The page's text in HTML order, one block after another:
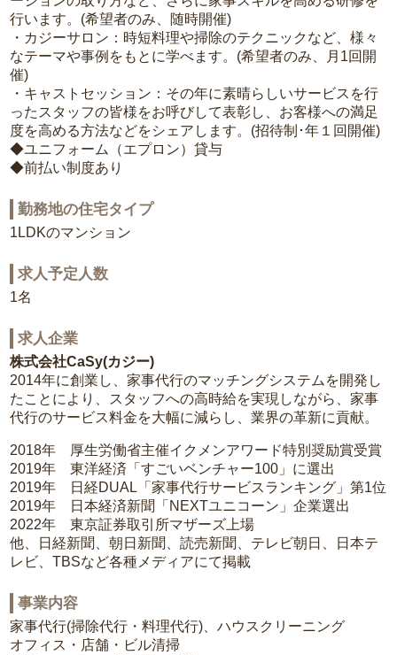
行います。(希望者のみ、随時開催)
・カジーサロン：時短料理や掃除のテクニックなど、様々
なテーマや事例をもとに学べます。(希望者のみ、月1回開
催)
・キャストセッション：その年に素晴らしいサービスを行
ったスタッフの皆様をお呼びして表彰し、お客様への満足
度を高める方法などをシェアします。(招待制･年１回開催)
◆ユニフォーム（エプロン）貸与
◆前払い制度あり
勤務地の住宅タイプ
1LDKのマンション
求人予定人数
1名
求人企業
株式会社CaSy(カジー)
2014年に創業し、家事代行のマッチングシステムを開発し
たことにより、スタッフへの高時給を実現しながら、家事
代行のサービス料金を大幅に減らし、業界の革新に貢献。
2018年 厚生労働省主催イクメンアワード特別奨励賞受賞
2019年 東洋経済「すごいベンチャー100」に選出
2019年 日経DUAL「家事代行サービスランキング」第1位
2019年 日本経済新聞「NEXTユニコーン」企業選出
2022年 東京証券取引所マザーズ上場
他、日経新聞、朝日新聞、読売新聞、テレビ朝日、日本テ
レビ、TBSなど各種メディアにて掲載
事業内容
家事代行(掃除代行・料理代行)、ハウスクリーニング
オフィス・店舗・ビル清掃